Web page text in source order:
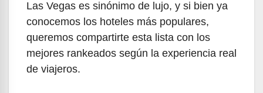
Las Vegas es sinónimo de lujo, y si bien ya
conocemos los hoteles más populares,
queremos compartirte esta lista con los
mejores rankeados según la experiencia real
de viajeros.